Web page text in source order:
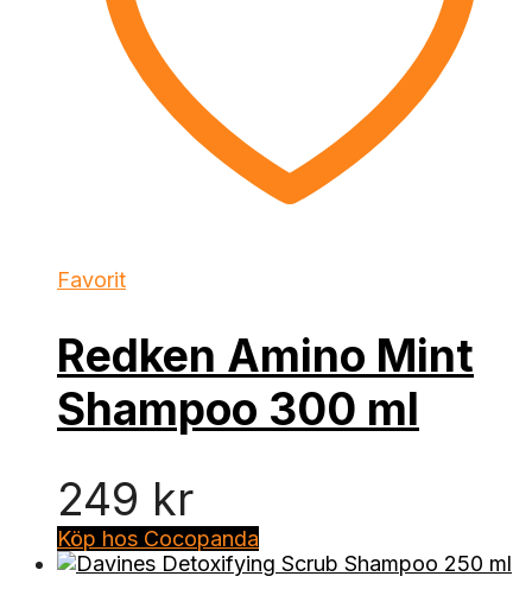
Favorit
Redken Amino Mint
Shampoo 300 ml
249 kr
Köp hos Cocopanda